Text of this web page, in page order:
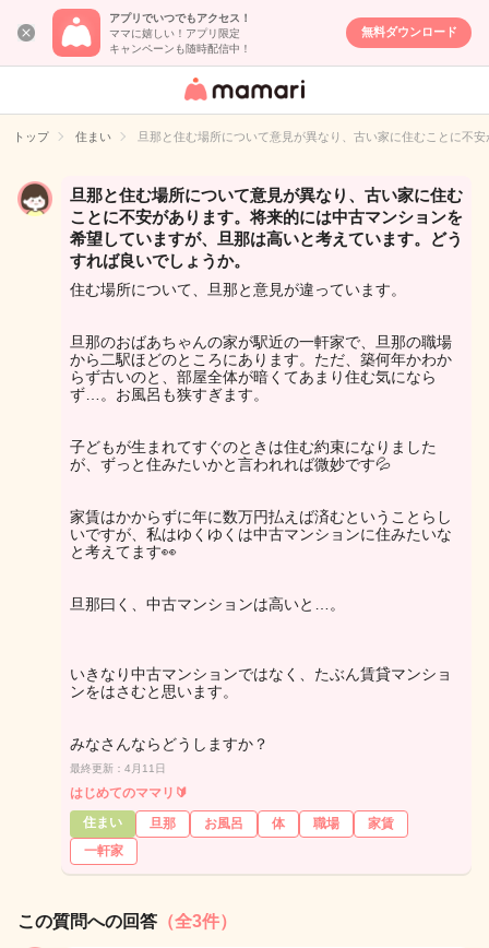
アプリでいつでもアクセス！
ママに嬉しい！アプリ限定
キャンペーンも随時配信中！
無料ダウンロード
女性専用匿名QA
イト
トップ 住まい 旦那と住む場所について意見が異なり、古い家に住むことに不
旦那と住む場所について意見が異なり、古い家に住む
ことに不安があります。将来的には中古マンションを
希望していますが、旦那は高いと考えています。どう
すれば良いでしょうか。
住む場所について、旦那と意見が違っています。
旦那のおばあちゃんの家が駅近の一軒家で、旦那の職場
から二駅ほどのところにあります。ただ、築何年かわか
らず古いのと、部屋全体が暗くてあまり住む気になら
ず…。お風呂も狭すぎます。
子どもが生まれてすぐのときは住む約束になりました
が、ずっと住みたいかと言われれば微妙です💦
家賃はかからずに年に数万円払えば済むということらし
いですが、私はゆくゆくは中古マンションに住みたいな
と考えてます👀
旦那曰く、中古マンションは高いと…。
いきなり中古マンションではなく、たぶん賃貸マンショ
ンをはさむと思います。
みなさんならどうしますか？
最終更新：4月11日
はじめてのママリ🔰
住まい
旦那 お風呂 体 職場
家賃
一軒家
この質問への回答 （全3件）